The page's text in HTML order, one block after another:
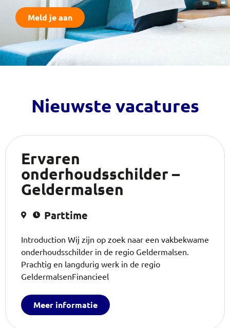
Meld je aan
Nieuwste vacatures
Ervaren
onderhoudsschilder –
Geldermalsen
Parttime
Introduction Wij zijn op zoek naar een vakbekwame
onderhoudsschilder in de regio Geldermalsen.
Prachtig en langdurig werk in de regio
GeldermalsenFinancieel
Meer informatie